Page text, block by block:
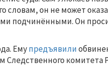
словам, он не может
подчинёнными. Он
Емупредъявили
Следственного комитета